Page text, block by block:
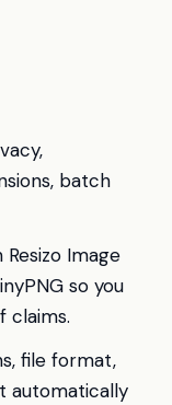
batch
Image
so you
claims.
file format,
automatically